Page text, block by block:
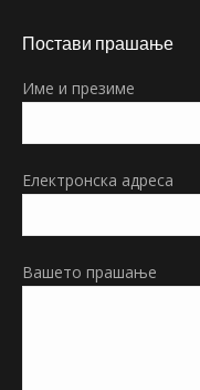
opens
new
Постави прашање
Име и презиме
Електронска адреса
Вашето прашање